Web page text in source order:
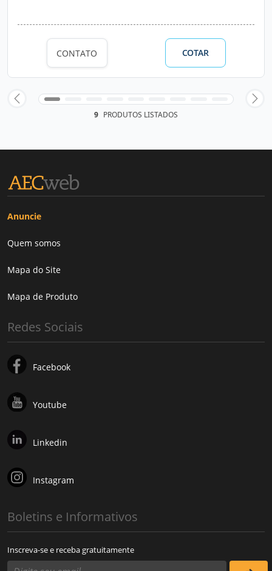
CONTATO COTAR
9 PRODUTOS LISTADOS
Anuncie
Quem somos
Mapa do Site
Mapa de Produto
Redes Sociais
Facebook
Youtube
Linkedin
Instagram
Boletins e Informativos
Inscreva-se e receba gratuitamente